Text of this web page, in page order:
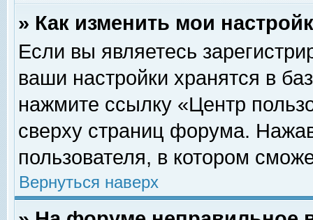
» Как изменить мои
Если вы являетесь
ваши настройки хранятся в
нажмите ссылку «Центр
сверху страниц форума.
пользователя, в котором
Вернуться наверх